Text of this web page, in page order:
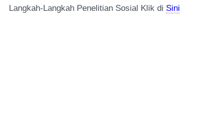
Langkah-Langkah Penelitian Sosial Klik di Sini